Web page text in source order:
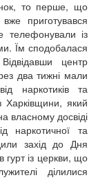
то перше, що
приготувався
телефонували із
Їм сподобалася
центр
два тижні мали
наркотиків та
Харківщини, який
власному досвіді
наркотичної та
захід до Дня
гурт із церкви, що
ділилися